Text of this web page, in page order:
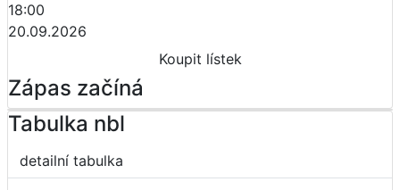
18:00
20.09.2026
Koupit lístek
Zápas začíná
Tabulka nbl
detailní tabulka